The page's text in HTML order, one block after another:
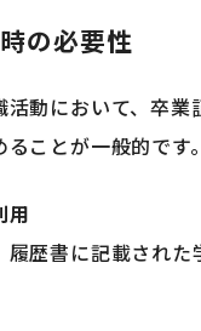
の必要性
活動において、卒
ことが一般的です。
用
履歴書に記載され